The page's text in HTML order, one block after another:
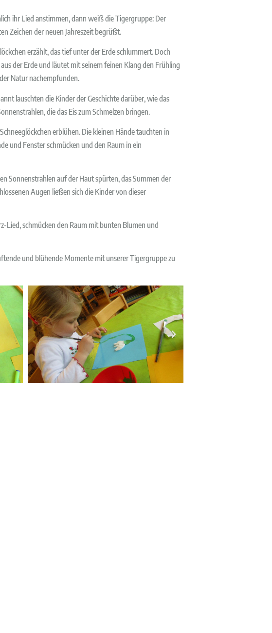
ihr Lied anstimmen, dann weiß die Tigergruppe: Der
Zeichen der neuen Jahreszeit begrüßt.
erzählt, das tief unter der Erde schlummert. Doch
der Erde und läutet mit seinem feinen Klang den Frühling
Natur nachempfunden.
lauschten die Kinder der Geschichte darüber, wie das
die das Eis zum Schmelzen bringen.
erblühen. Die kleinen Hände tauchten in
und Fenster schmücken und den Raum in ein
Sonnenstrahlen auf der Haut spürten, das Summen der
Augen ließen sich die Kinder von dieser
Lied, schmücken den Raum mit bunten Blumen und
und blühende Momente mit unserer Tigergruppe zu